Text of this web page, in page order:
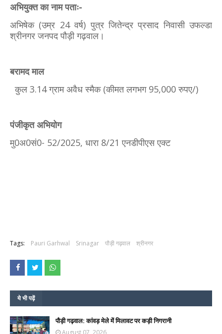
अभियुक्त का नाम पताः-
अभिषेक (उम्र 24 वर्ष) पुत्र जितेन्द्र प्रसाद निवासी उफल्डा
श्रीनगर जनपद पौड़ी गढ़वाल।
बरामद माल
कुल 3.14 ग्राम अवैध स्मैक (कीमत लगभग 95,000 रुपए/)
पंजीकृत अभियोग
मु0अ0सं0- 52/2025, धारा 8/21 एनडीपीएस एक्ट
Tags: Pauri Garhwal Srinagar पौड़ी गढ़वाल श्रीनगर
ये भी पढ़ें
पौड़ी गढ़वाल: कांवड़ मेले में मिलावट पर कड़ी निगरानी
August 07, 2026